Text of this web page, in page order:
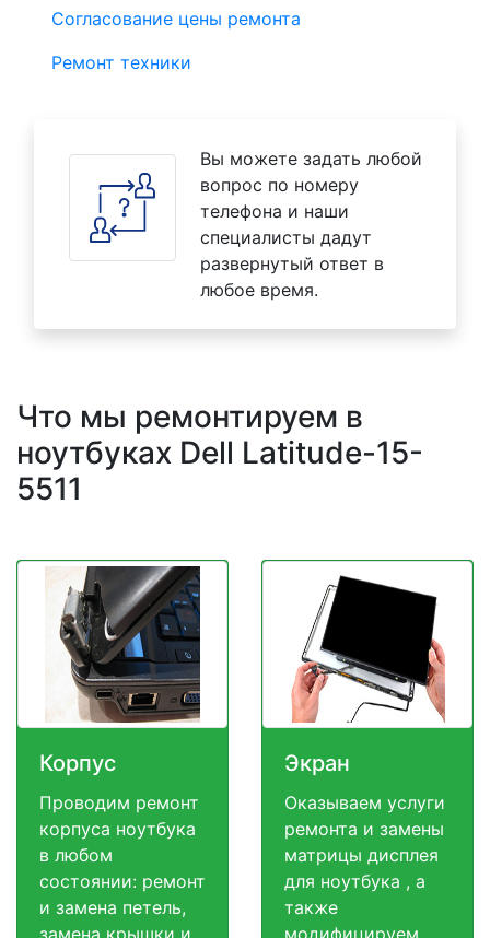
Согласование цены ремонта
Ремонт техники
Вы можете задать любой
вопрос по номеру
телефона и наши
специалисты дадут
развернутый ответ в
любое время.
Что мы ремонтируем в
ноутбуках Dell Latitude-15-
5511
Корпус
Проводим ремонт
корпуса ноутбука
в любом
состоянии: ремонт
и замена петель,
Экран
Оказываем услуги
ремонта и замены
матрицы дисплея
для ноутбука , а
также